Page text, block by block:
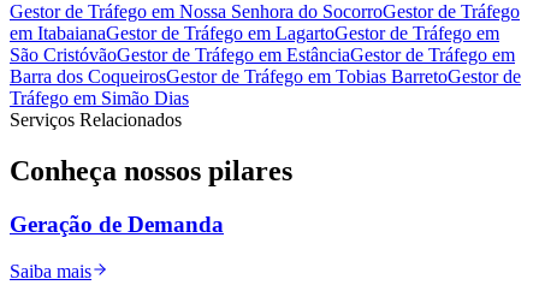
Gestor de Tráfego em Nossa Senhora do SocorroGestor de Tráfego
em ItabaianaGestor de Tráfego em LagartoGestor de Tráfego em
São CristóvãoGestor de Tráfego em EstânciaGestor de Tráfego em
Barra dos CoqueirosGestor de Tráfego em Tobias BarretoGestor de
Tráfego em Simão Dias
Serviços Relacionados
Conheça nossos pilares
Geração de Demanda
Saiba mais